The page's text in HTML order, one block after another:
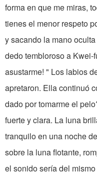
forma en que me miras,
tienes el menor respeto
y sacando la mano
dedo tembloroso a Kwei-
asustarme! " Los labios
apretaron. Ella continuó
dado por tomarme el
fuerte y clara. La luna
tranquilo en una noche
sobre la luna flotante,
el sonido sería del